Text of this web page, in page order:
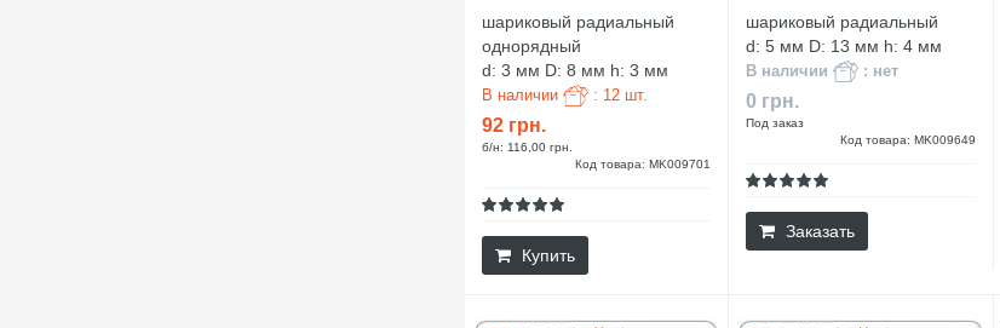
шариковый радиальный
однорядный
d: 3 мм D: 8 мм h: 3 мм
В наличии : 12 шт.
92 грн.
б/н: 116,00 грн.
Код товара: MK009701
Купить
шариковый радиальный
d: 5 мм D: 13 мм h: 4 мм
В наличии : нет
0 грн.
Под заказ
Код товара: MK009649
Заказать